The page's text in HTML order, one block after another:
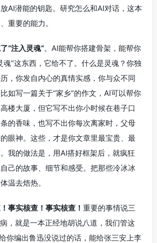
AI潜能的钥匙。研究怎么和AI对话，这本
重要的能力。
“注入灵魂”。AI能帮你搭建骨架，能帮你
魂”这东西，它给不了。什么是灵魂？你独
，你发自内心的真情实感，你与众不同
如写一篇关于“家乡”的作文，AI可以帮你
楼大厦，但它写不出你小时候在巷子口
的香味，也写不出你每次离家时，父母
眼神。这些，才是你文章里最宝贵、最
我的做法是，用AI搭好框架后，就疯狂
己的故事、细节和感受。把那些冷冰冰
温去焐热。
事实核查！事实核查！ 重要的事情说三
，就是一本正经地胡说八道，我们管这
你编出鲁迅没说过的话，能给张三安上李